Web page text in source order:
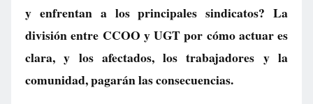
y enfrentan a los principales sindicatos? La
división entre CCOO y UGT por cómo actuar es
clara, y los afectados, los trabajadores y la
comunidad, pagarán las consecuencias.